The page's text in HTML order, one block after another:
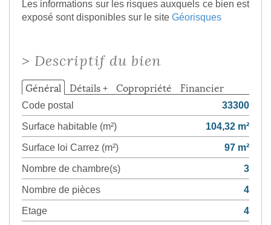
Les informations sur les risques auxquels ce bien est
exposé sont disponibles sur le site Géorisques
> Descriptif du bien
Général Détails + Copropriété Financier
Code postal
33300
Surface habitable (m²)
104,32 m²
Surface loi Carrez (m²)
97 m²
Nombre de chambre(s)
3
Nombre de pièces
4
Etage
4